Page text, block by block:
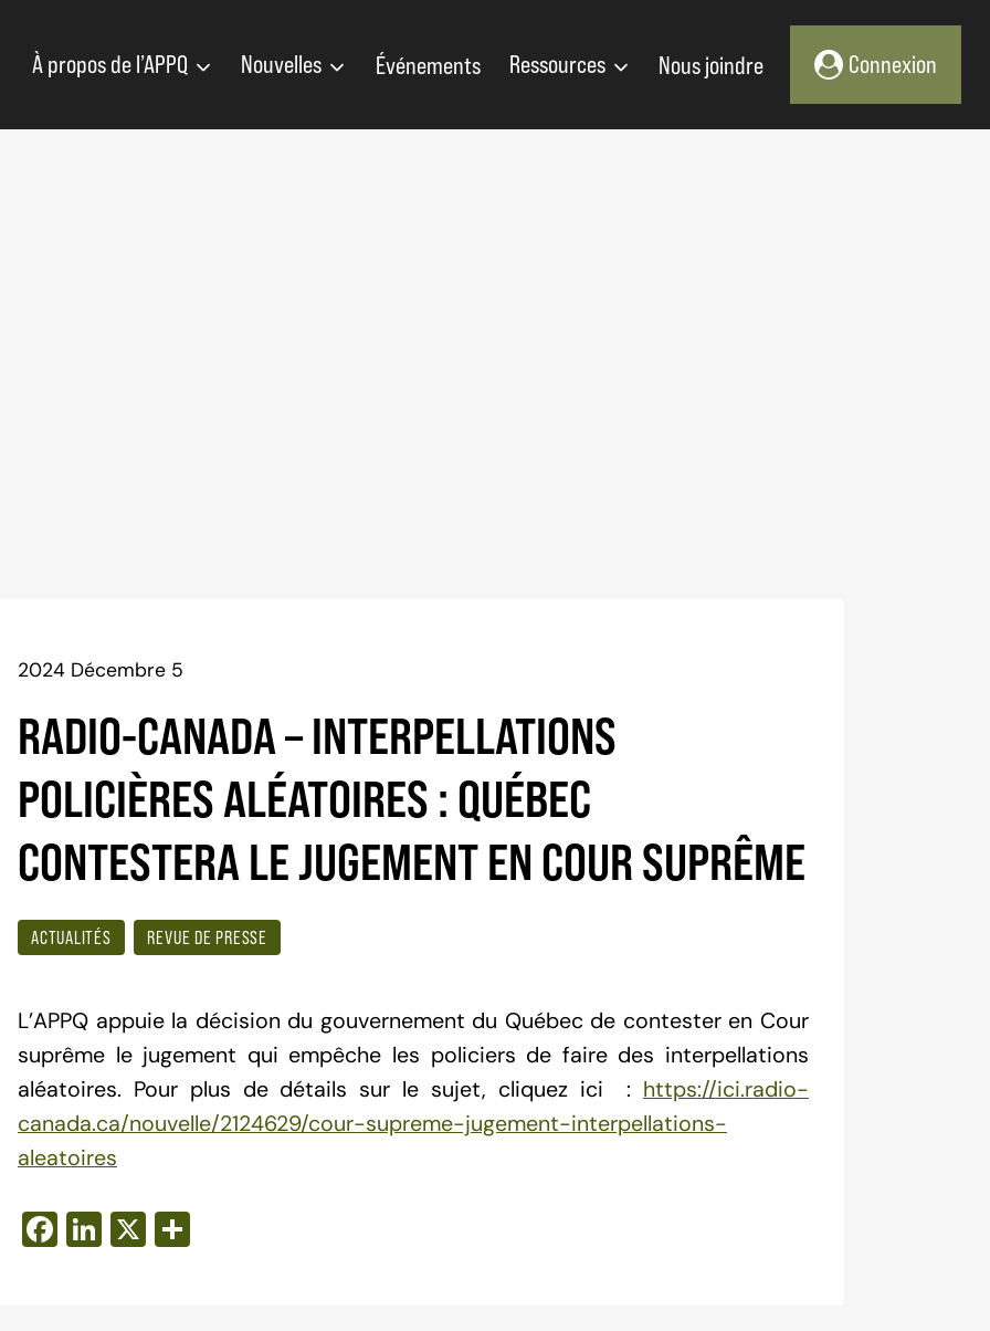
À propos de l’APPQ Nouvelles Événements Ressources Nous joindre Connexion
ACTUALITÉS REVUE DE PRESSE
RADIO-CANADA – INTERPELLATIONS
POLICIÈRES ALÉATOIRES : QUÉBEC
CONTESTERA LE JUGEMENT EN COUR SUPRÊME
2024 Décembre 5
L’APPQ appuie la décision du gouvernement du Québec de contester en Cour
suprême le jugement qui empêche les policiers de faire des interpellations
aléatoires. Pour plus de détails sur le sujet, cliquez ici : https://ici.radio-
canada.ca/nouvelle/2124629/cour-supreme-jugement-interpellations-
aleatoires
F Li X